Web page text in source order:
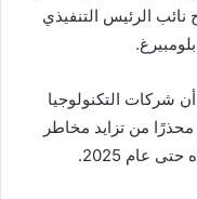
الرئيس التنفيذي
شركات التكنولوجيا
من تزايد مخاطر
عام 2025.